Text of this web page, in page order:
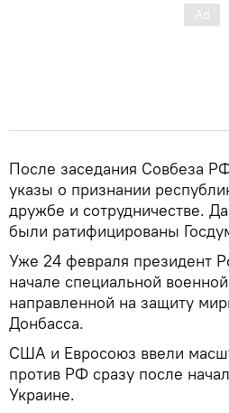
После заседания Совбеза
указы о признании
дружбе и сотрудничестве.
были ратифицированы
Уже 24 февраля президент
начале специальной
направленной на защиту
Донбасса.
США и Евросоюз ввели
против РФ сразу после
Украине.